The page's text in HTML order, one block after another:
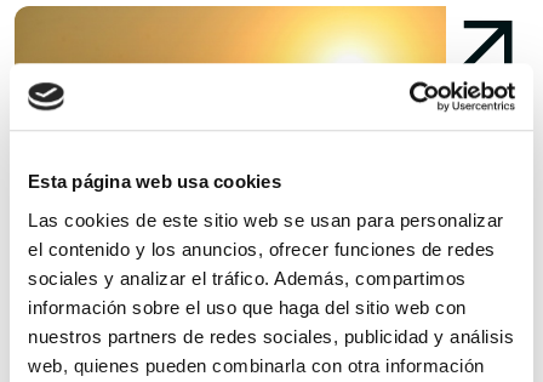
Esta página web usa cookies
Las cookies de este sitio web se usan para personalizar
el contenido y los anuncios, ofrecer funciones de redes
sociales y analizar el tráfico. Además, compartimos
información sobre el uso que haga del sitio web con
nuestros partners de redes sociales, publicidad y análisis
web, quienes pueden combinarla con otra información